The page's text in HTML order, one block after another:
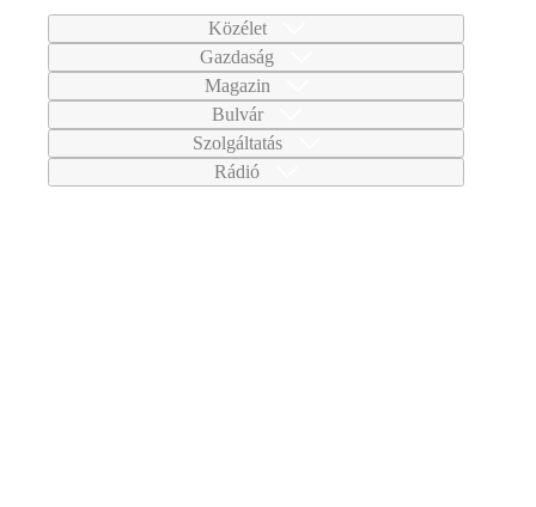
Közélet
Gazdaság
Magazin
Bulvár
Szolgáltatás
Rádió